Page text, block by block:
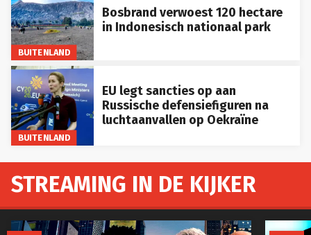
BUITENLAND
Bosbrand verwoest 120 hectare
in Indonesisch nationaal park
BUITENLAND
EU legt sancties op aan
Russische defensiefiguren na
luchtaanvallen op Oekraïne
STREAMING IN DE KIJKER